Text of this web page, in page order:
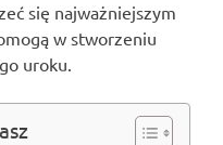
się najważniejszym
w stworzeniu
uroku.